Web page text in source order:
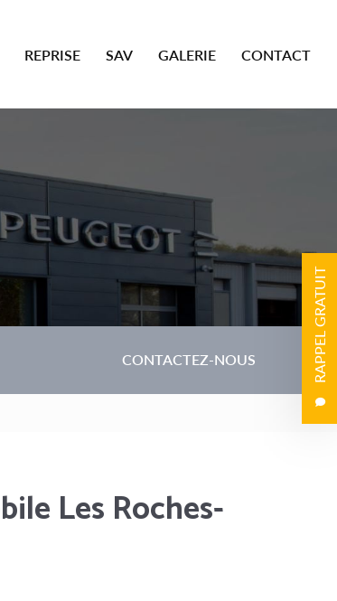
RAPPEL GRATUIT
REPRISE SAV GALERIE CONTACT
CONTACTEZ-NOUS
Les Roches-